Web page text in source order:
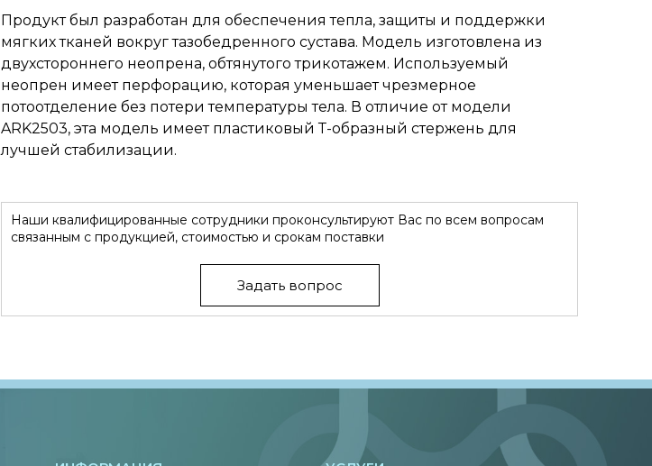
Продукт был разработан для обеспечения тепла, защиты и поддержки
мягких тканей вокруг тазобедренного сустава. Модель изготовлена из
двухстороннего неопрена, обтянутого трикотажем. Используемый
неопрен имеет перфорацию, которая уменьшает чрезмерное
потоотделение без потери температуры тела. В отличие от модели
ARK2503, эта модель имеет пластиковый Т-образный стержень для
лучшей стабилизации.
Наши квалифицированные сотрудники проконсультируют Вас по всем вопросам
связанным с продукцией, стоимостью и срокам поставки
Задать вопрос